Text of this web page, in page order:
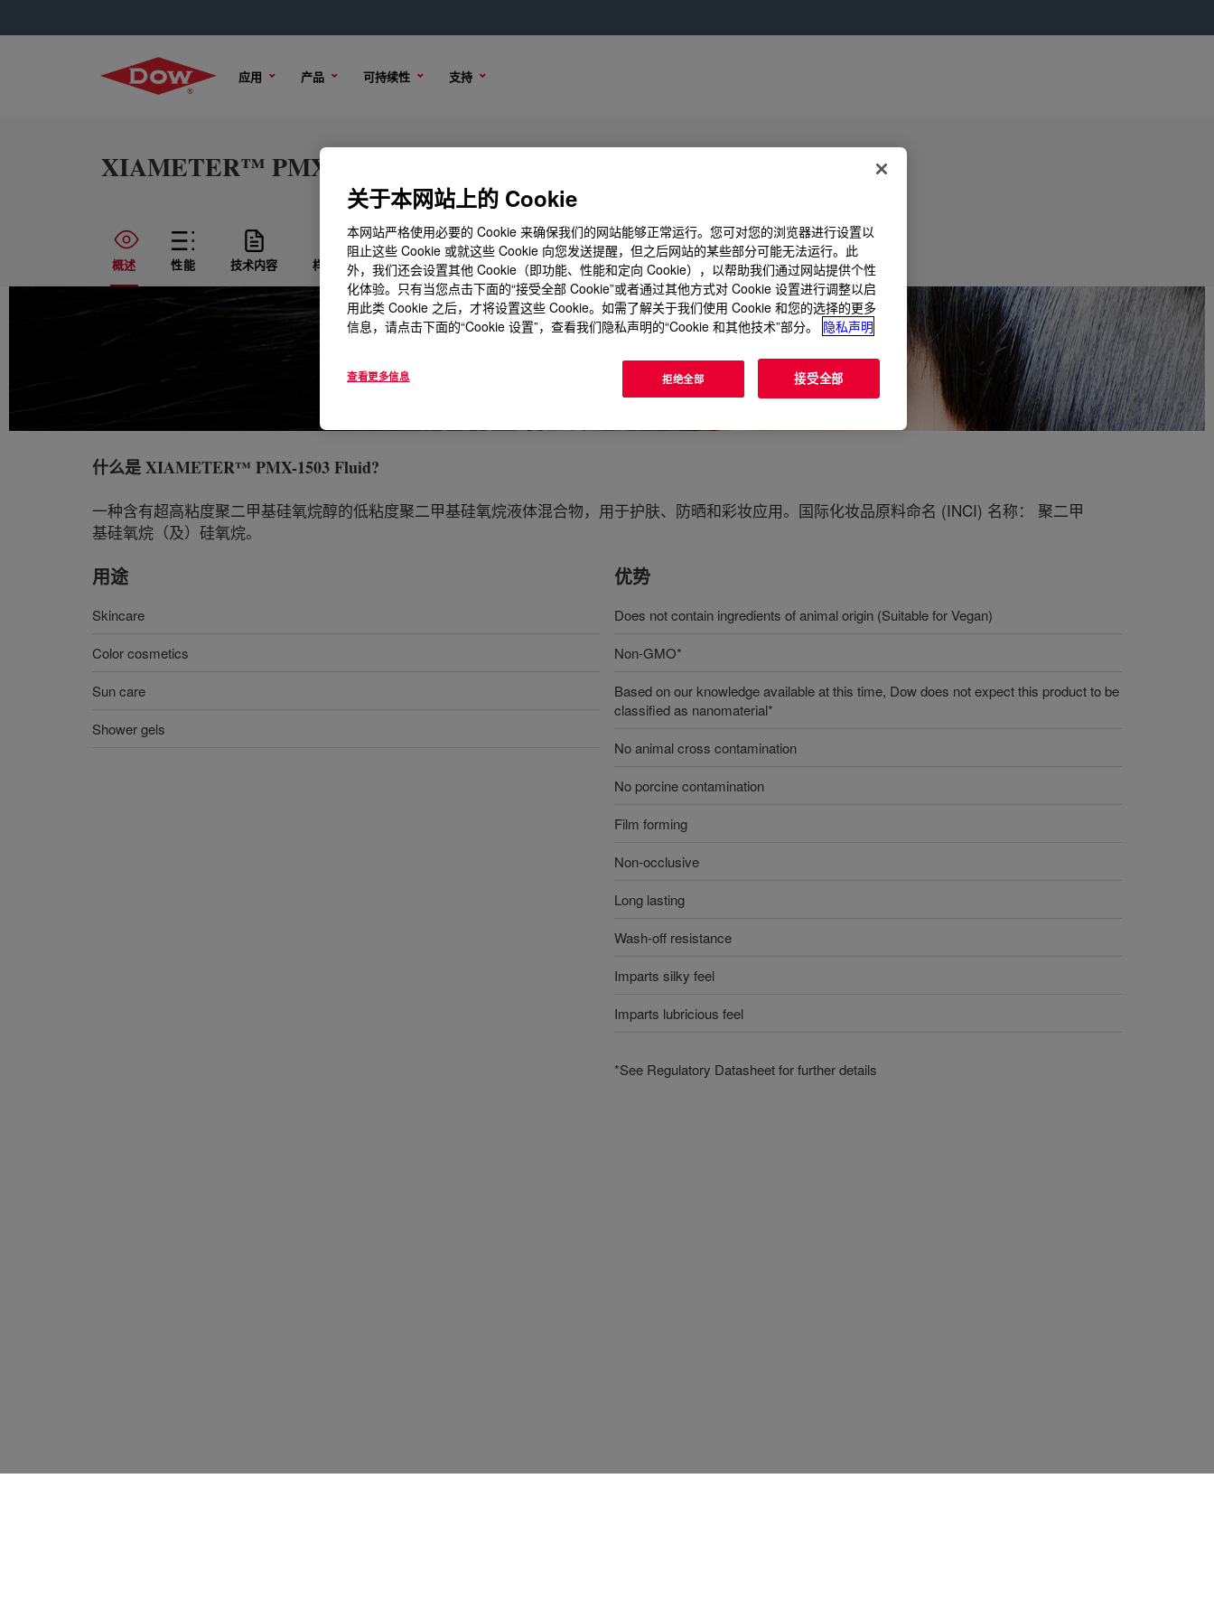
应用 产品 可持续性 支持
XIAMETER™ PMX-1503 Fluid
概述 性能 技术内容 样品选项 购买选项
什么是XIAMETER™ PMX-1503 Fluid?
一种含有超高粘度聚二甲基硅氧烷醇的低粘度聚二甲基硅氧烷液体混合物，用于护肤、防晒和彩妆应用。国际化妆品原料命名 (INCI) 名称： 聚二甲
基硅氧烷（及）硅氧烷。
用途
Skincare
Color cosmetics
Sun care
Shower gels
优势
Does not contain ingredients of animal origin (Suitable for Vegan)
Non-GMO*
Based on our knowledge available at this time, Dow does not expect this product to be
classified as nanomaterial*
No animal cross contamination
No porcine contamination
Film forming
Non-occlusive
Long lasting
Wash-off resistance
Imparts silky feel
Imparts lubricious feel
*See Regulatory Datasheet for further details
关于本网站上的 Cookie
本网站严格使用必要的 Cookie 来确保我们的网站能够正常运行。您可对您的浏览器进行设置以
阻止这些 Cookie 或就这些 Cookie 向您发送提醒，但之后网站的某些部分可能无法运行。此
外，我们还会设置其他 Cookie（即功能、性能和定向 Cookie），以帮助我们通过网站提供个性
化体验。只有当您点击下面的“接受全部 Cookie”或者通过其他方式对 Cookie 设置进行调整以启
用此类 Cookie 之后，才将设置这些 Cookie。如需了解关于我们使用 Cookie 和您的选择的更多
信息，请点击下面的“Cookie 设置”，查看我们隐私声明的“Cookie 和其他技术”部分。
隐私声明
查看更多信息 拒绝全部 接受全部